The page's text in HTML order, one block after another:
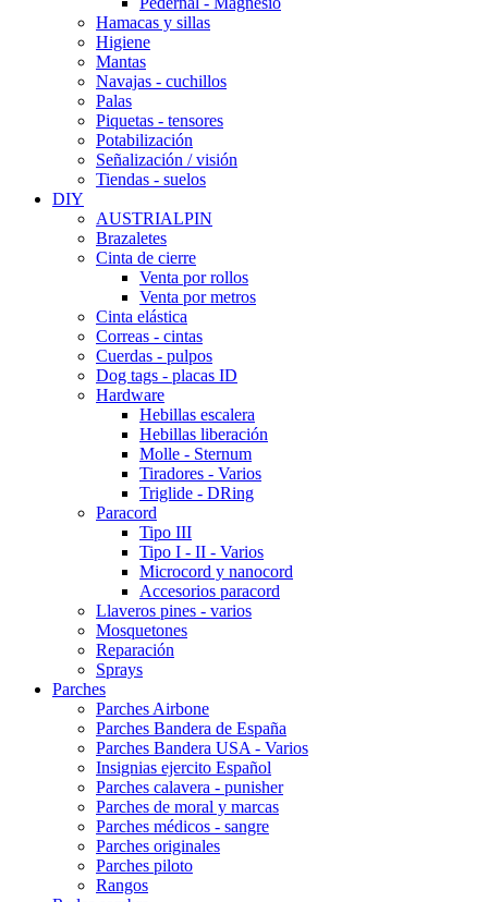
Hamacas y sillas
Higiene
Mantas
Navajas - cuchillos
Palas
Piquetas - tensores
Potabilización
Señalización / visión
Tiendas - suelos
DIY
AUSTRIALPIN
Brazaletes
Cinta de cierre
Venta por rollos
Venta por metros
Cinta elástica
Correas - cintas
Cuerdas - pulpos
Dog tags - placas ID
Hardware
Hebillas escalera
Hebillas liberación
Molle - Sternum
Tiradores - Varios
Triglide - DRing
Paracord
Tipo III
Tipo I - II - Varios
Microcord y nanocord
Accesorios paracord
Llaveros pines - varios
Mosquetones
Reparación
Sprays
Parches
Parches Airbone
Parches Bandera de España
Parches Bandera USA - Varios
Insignias ejercito Español
Parches calavera - punisher
Parches de moral y marcas
Parches médicos - sangre
Parches originales
Parches piloto
Rangos